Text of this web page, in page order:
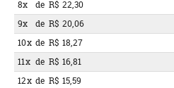
8x
de R$ 22,30
9x
de R$ 20,06
10x de R$ 18,27
11x de R$ 16,81
12x de R$ 15,59